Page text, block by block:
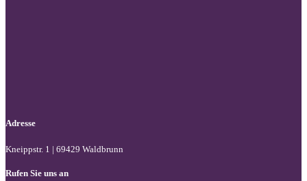
Adresse
Kneippstr. 1 | 69429 Waldbrunn
Rufen Sie uns an